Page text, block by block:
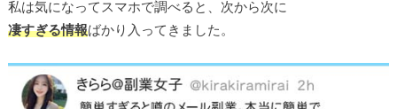
私は気になってスマホで調べると、次から次に
凄すぎる情報ばかり入ってきました。